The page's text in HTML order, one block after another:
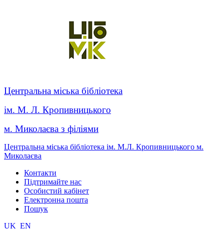
Центральна міська бібліотека
ім. М. Л. Кропивницького
м. Миколаєва з філіями
Центральна міська бібліотека ім. М.Л. Кропивницького м.
Миколаєва
Контакти
Підтримайте нас
Особистий кабінет
Електронна пошта
Пошук
UK EN